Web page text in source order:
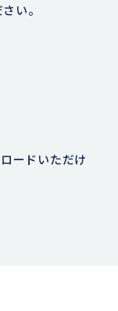
い。
ードいただけ